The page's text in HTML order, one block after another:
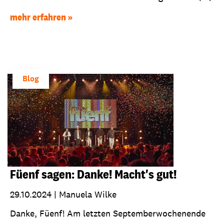
mehr erfahren
Blog
Füenf sagen: Danke! Macht's gut!
29.10.2024 | Manuela Wilke
Danke, Füenf! Am letzten Septemberwochenende